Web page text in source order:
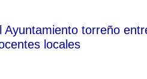
Ayuntamiento torreño
locales